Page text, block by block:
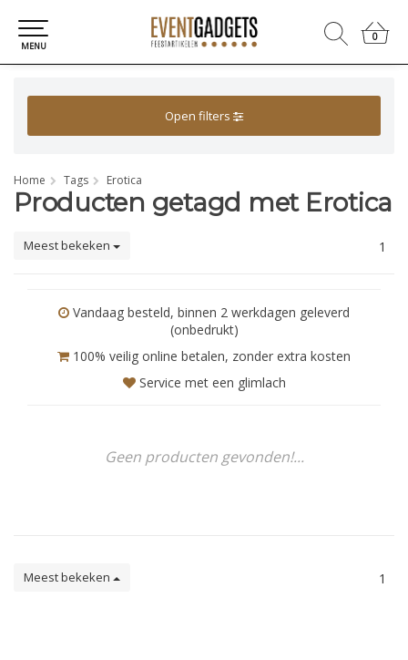
0
0
MENU
Open filters
Home Tags Erotica
Producten getagd met Erotica
Meest bekeken 1
Vandaag besteld, binnen 2 werkdagen geleverd
(onbedrukt)
100% veilig online betalen, zonder extra kosten
Service met een glimlach
Geen producten gevonden!...
Meest bekeken 1